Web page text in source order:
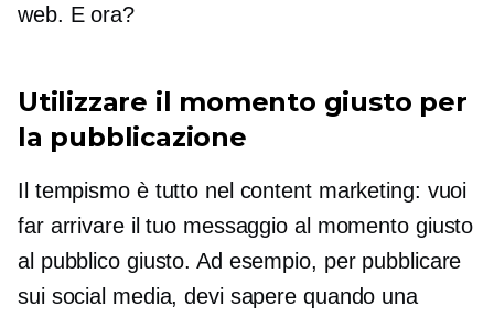
web. E ora?
Utilizzare il momento giusto per
la pubblicazione
Il tempismo è tutto nel content marketing: vuoi
far arrivare il tuo messaggio al momento giusto
al pubblico giusto. Ad esempio, per pubblicare
sui social media, devi sapere quando una